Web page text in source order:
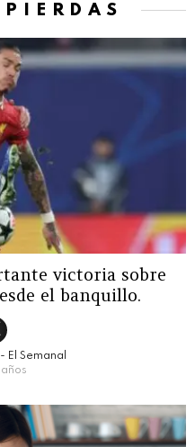
victoria sobre
el banquillo.
El Semanal